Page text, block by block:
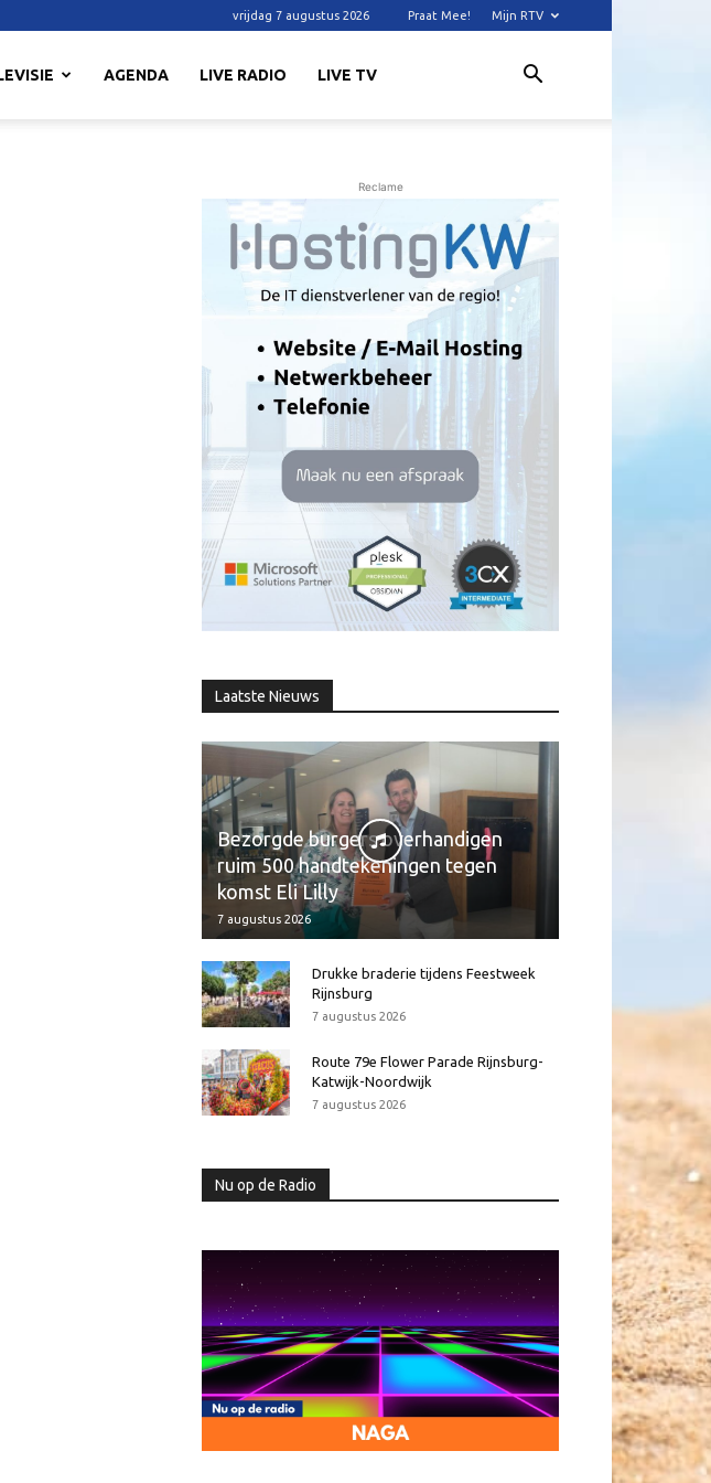
vrijdag 7 augustus 2026 Praat Mee! Mijn RTV
AGENDA LIVE RADIO LIVE TV
Reclame
Laatste Nieuws
Bezorgde burgers overhandigen
ruim 500 handtekeningen tegen
komst Eli Lilly
7 augustus 2026
Drukke braderie tijdens Feestweek
Rijnsburg
7 augustus 2026
Route 79e Flower Parade Rijnsburg-
Katwijk-Noordwijk
7 augustus 2026
Nu op de Radio